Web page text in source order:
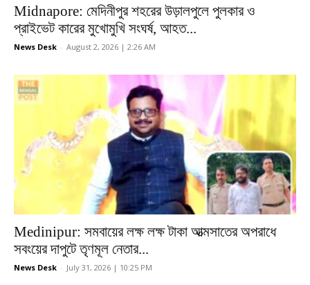
Midnapore: মেদিনীপুর শহরের উড়ালপুলে পুলকার ও
প্রাইভেট কারের মুখোমুখি সংঘর্ষ, আহত...
News Desk - August 2, 2026 | 2:26 AM
Medinipur: সমবায়ের লক্ষ লক্ষ টাকা আত্মসাতের অপরাধে
সবংয়ের দাপুটে তৃণমূল নেতার...
News Desk - July 31, 2026 | 10:25 PM